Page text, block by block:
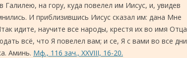
на гору, куда повелел им Иисус, и, увидев
И приблизившись Иисус сказал им: дана Мне
идите, научите все народы, крестя их во имя Отца
всё, что Я повелел вам; и се, Я с вами во все дни
Аминь. Мф., 116 зач., XXVIII, 16-20.